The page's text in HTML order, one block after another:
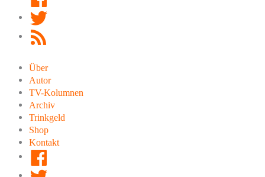
Über
Autor
TV-Kolumnen
Archiv
Trinkgeld
Shop
Kontakt